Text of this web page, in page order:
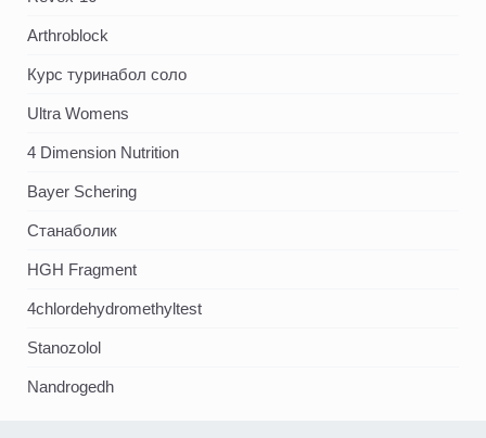
Arthroblock
Курс туринабол соло
Ultra Womens
4 Dimension Nutrition
Bayer Schering
Станаболик
HGH Fragment
4chlordehydromethyltest
Stanozolol
Nandrogedh